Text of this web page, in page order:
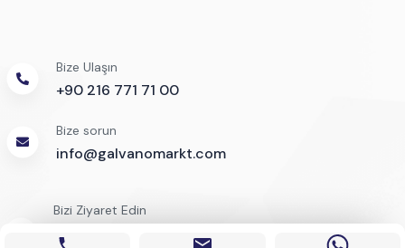
Bize Ulaşın
+90 216 771 71 00
Bize sorun
info@galvanomarkt.com
Bizi Ziyaret Edin
İstasyon Mah. Yarış Çıkmazı Sok. No:1 Bölüm:164